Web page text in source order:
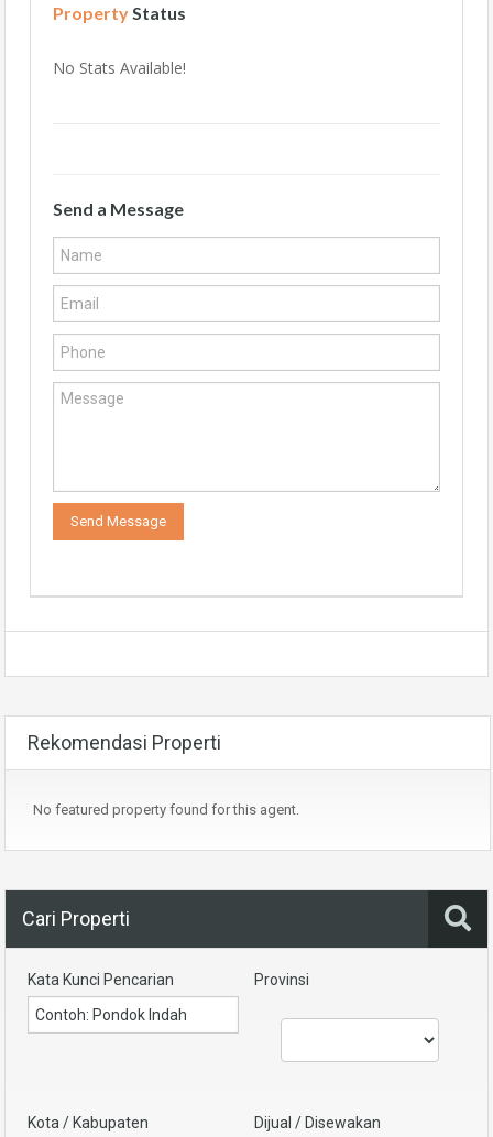
Property Status
No Stats Available!
Send a Message
Rekomendasi Properti
No featured property found for this agent.
Cari Properti
Kata Kunci Pencarian Provinsi
Kota / Kabupaten Dijual / Disewakan